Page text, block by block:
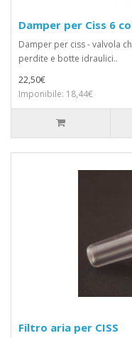
Damper per Ciss 6
Damper per ciss - valvola
perdite e botte idraulici..
22,50€
Imponibile: 18,44€
Filtro aria per CISS